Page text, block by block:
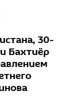
30-
Бахтиёр